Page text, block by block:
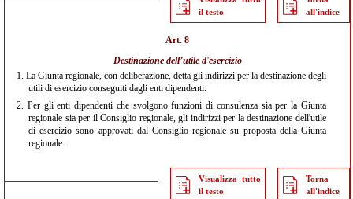
il testo
all'indice
Art. 8
Destinazione dell’utile d'esercizio
1. La Giunta regionale, con deliberazione, detta gli indirizzi per la destinazione degli
utili di esercizio conseguiti dagli enti dipendenti.
2. Per gli enti dipendenti che svolgono funzioni di consulenza sia per la Giunta
regionale sia per il Consiglio regionale, gli indirizzi per la destinazione dell'utile
di esercizio sono approvati dal Consiglio regionale su proposta della Giunta
regionale.
Visualizza tutto
il testo
Torna
all'indice